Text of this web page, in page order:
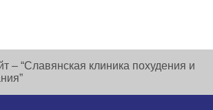
– “Славянская клиника похудения и